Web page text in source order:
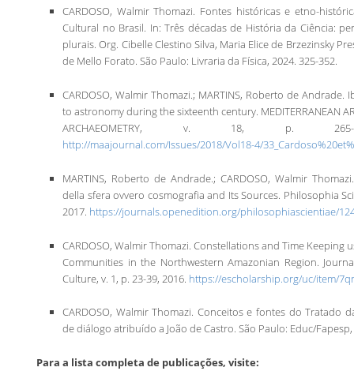
CARDOSO, Walmir Thomazi. Fontes históricas e etno-
Cultural no Brasil. In: Três décadas de História da Ciência:
plurais. Org. Cibelle Clestino Silva, Maria Elice de Brzezinsky
de Mello Forato. São Paulo: Livraria da Física, 2024. 325-352.
CARDOSO, Walmir Thomazi.; MARTINS, Roberto de Andrade.
to astronomy during the sixteenth century. MEDITERRANEAN
ARCHAEOMETRY, v. 18, p. 265-
http://maajournal.com/Issues/2018/Vol18-4/
MARTINS, Roberto de Andrade.; CARDOSO, Walmir
della sfera ovvero cosmografia and Its Sources. Philosophia
2017. https://journals.openedition.org/philosophiascientiae/
CARDOSO, Walmir Thomazi. Constellations and Time Keeping
Communities in the Northwestern Amazonian Region.
Culture, v. 1, p. 23-39, 2016. https://escholarship.org/uc/item/
CARDOSO, Walmir Thomazi. Conceitos e fontes do Tratado
de diálogo atribuído a João de Castro. São Paulo: Educ/
Para a lista completa de publicações, visite: